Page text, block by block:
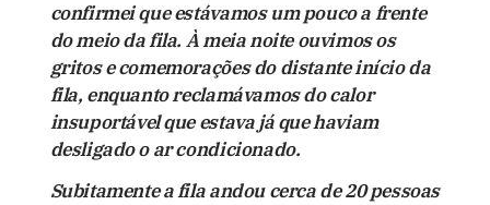
confirmei que estávamos um pouco a frente
do meio da fila. À meia noite ouvimos os
gritos e comemorações do distante início da
fila, enquanto reclamávamos do calor
insuportável que estava já que haviam
desligado o ar condicionado.
Subitamente a fila andou cerca de 20 pessoas